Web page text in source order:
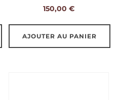
150,00€
AJOUTER AU PANIER